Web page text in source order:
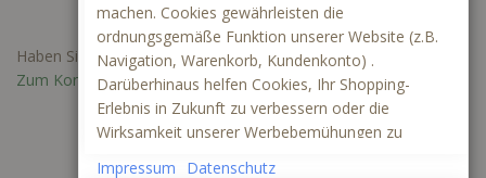
Haben Sie Fragen oder benötigen Sie ein individuelles Angebot?
Zum Kontaktformular
machen. Cookies gewährleisten die
ordnungsgemäße Funktion unserer Website (z.B.
Navigation, Warenkorb, Kundenkonto) .
Darüberhinaus helfen Cookies, Ihr Shopping-
Erlebnis in Zukunft zu verbessern oder die
Wirksamkeit unserer Werbebemühungen zu
Impressum Datenschutz